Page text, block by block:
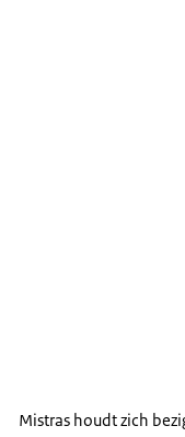
Mistras houdt zich